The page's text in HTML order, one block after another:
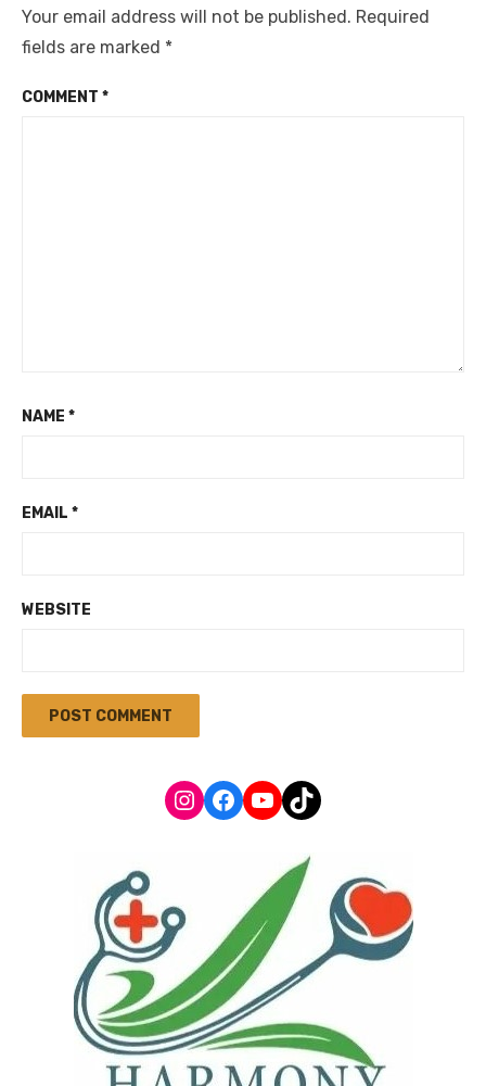
Your email address will not be published. Required
fields are marked *
COMMENT *
NAME *
EMAIL *
WEBSITE
Instagram
Facebook
YouTube
TikTok